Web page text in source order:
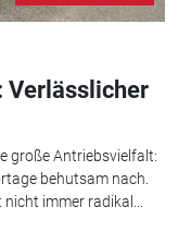
Verlässlicher
große Antriebsvielfalt:
behutsam nach.
immer radikal...